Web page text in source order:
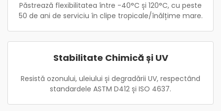
Păstrează flexibilitatea între -40°C și 120°C, cu peste
50 de ani de serviciu în clipe tropicale/înălțime mare.
Stabilitate Chimică și UV
Resistă ozonului, uleiului și degradării UV, respectând
standardele ASTM D412 și ISO 4637.